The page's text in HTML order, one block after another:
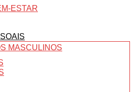
ESTAR
MASCULINOS